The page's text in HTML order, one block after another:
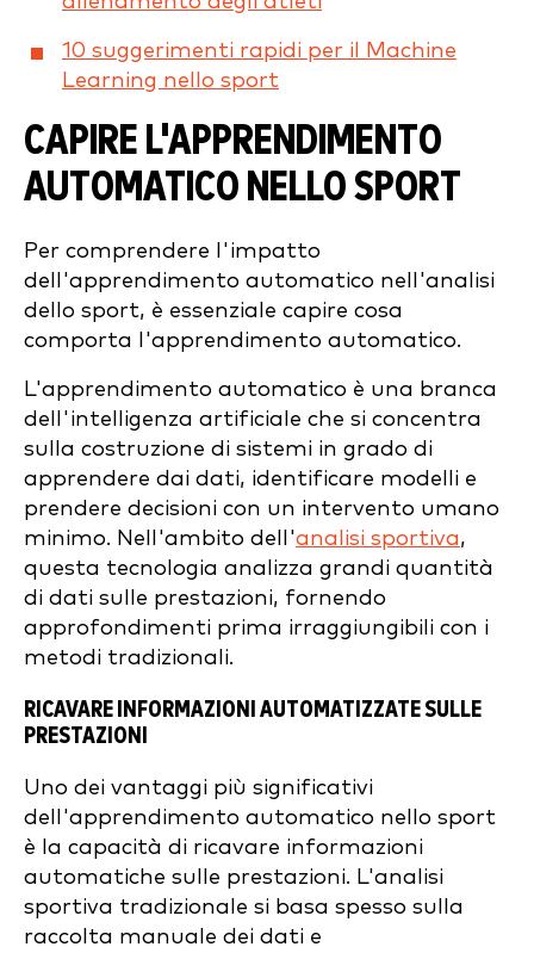
10 suggerimenti rapidi per il Machine
Learning nello sport
CAPIRE L'APPRENDIMENTO
AUTOMATICO NELLO SPORT
Per comprendere l'impatto
dell'apprendimento automatico nell'analisi
dello sport, è essenziale capire cosa
comporta l'apprendimento automatico.
L'apprendimento automatico è una branca
dell'intelligenza artificiale che si concentra
sulla costruzione di sistemi in grado di
apprendere dai dati, identificare modelli e
prendere decisioni con un intervento umano
minimo. Nell'ambito dell'analisi sportiva,
questa tecnologia analizza grandi quantità
di dati sulle prestazioni, fornendo
approfondimenti prima irraggiungibili con i
metodi tradizionali.
RICAVARE INFORMAZIONI AUTOMATIZZATE SULLE
PRESTAZIONI
Uno dei vantaggi più significativi
dell'apprendimento automatico nello sport
è la capacità di ricavare informazioni
automatiche sulle prestazioni. L'analisi
sportiva tradizionale si basa spesso sulla
raccolta manuale dei dati e